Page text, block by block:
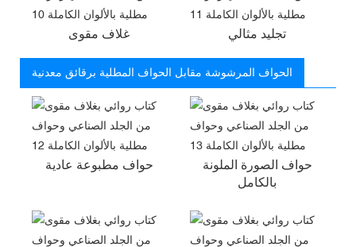
غلاف مقوى تجليد مثالي
الحواف المرشوشة مقابل الحواف المطلية برقائق معدنية
حواف مطبوعة عادية
حواف الصورة الملونة
بالكامل